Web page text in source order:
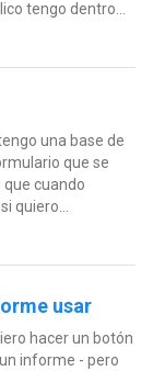
tengo dentro...
una base de
que se
que cuando
quiero...
usar
hacer un botón
informe - pero